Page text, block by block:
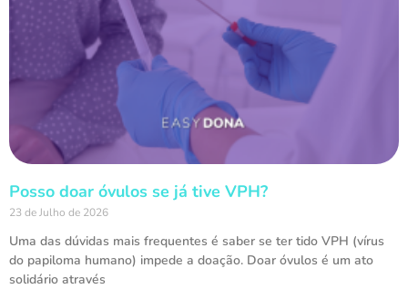
Posso doar óvulos se já tive VPH?
23 de Julho de 2026
Uma das dúvidas mais frequentes é saber se ter tido VPH (vírus
do papiloma humano) impede a doação. Doar óvulos é um ato
solidário através